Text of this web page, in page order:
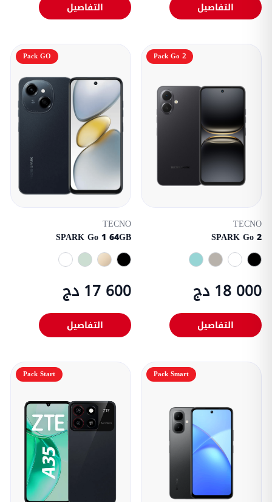
التفاصيل التفاصيل
Pack Go 2
TECNO
SPARK Go 2
18 000 دج
التفاصيل
Pack GO
TECNO
SPARK Go 1 64GB
17 600 دج
التفاصيل
Pack Smart
Pack Start